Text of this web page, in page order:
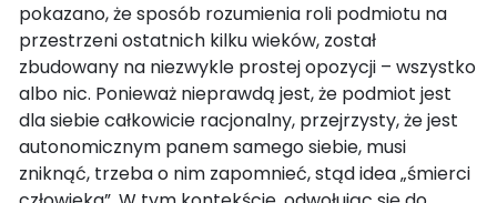
pokazano, że sposób rozumienia roli podmiotu na
przestrzeni ostatnich kilku wieków, został
zbudowany na niezwykle prostej opozycji – wszystko
albo nic. Ponieważ nieprawdą jest, że podmiot jest
dla siebie całkowicie racjonalny, przejrzysty, że jest
autonomicznym panem samego siebie, musi
zniknąć, trzeba o nim zapomnieć, stąd idea „śmierci